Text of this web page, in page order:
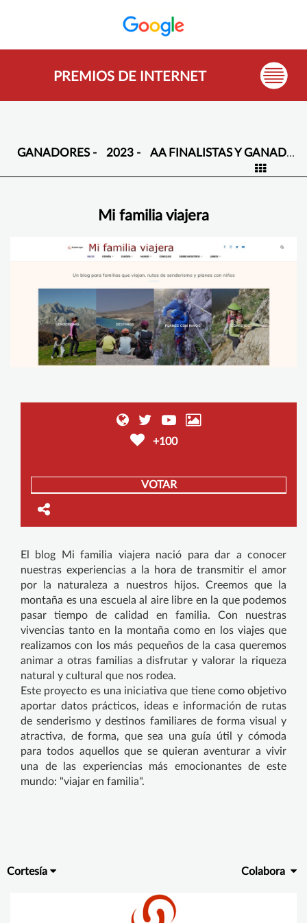
PREMIOS DE INTERNET
GANADORES - 2023 - AA FINALISTAS Y GANADORES -
Mi familia viajera
+100
VOTAR
El blog Mi familia viajera nació para dar a conocer
nuestras experiencias a la hora de transmitir el amor
por la naturaleza a nuestros hijos. Creemos que la
montaña es una escuela al aire libre en la que podemos
pasar tiempo de calidad en familia. Con nuestras
vivencias tanto en la montaña como en los viajes que
realizamos con los más pequeños de la casa queremos
animar a otras familias a disfrutar y valorar la riqueza
natural y cultural que nos rodea.
Este proyecto es una iniciativa que tiene como objetivo
aportar datos prácticos, ideas e información de rutas
de senderismo y destinos familiares de forma visual y
atractiva, de forma, que sea una guía útil y cómoda
para todos aquellos que se quieran aventurar a vivir
una de las experiencias más emocionantes de este
mundo: "viajar en familia".
Cortesía Colabora